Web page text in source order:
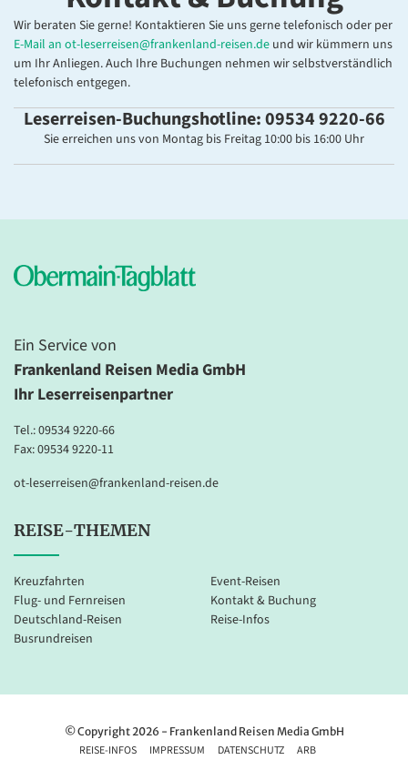
Wir beraten Sie gerne! Kontaktieren Sie uns gerne telefonisch oder per
E-Mail an ot-leserreisen@frankenland-reisen.de und wir kümmern uns
um Ihr Anliegen. Auch Ihre Buchungen nehmen wir selbstverständlich
telefonisch entgegen.
Leserreisen-Buchungshotline: 09534 9220-66
Sie erreichen uns von Montag bis Freitag 10:00 bis 16:00 Uhr
Ein Service von
Frankenland Reisen Media GmbH
Ihr Leserreisenpartner
Tel.:09534 9220-66
Fax: 09534 9220-11
ot-leserreisen@frankenland-reisen.de
REISE-THEMEN
Kreuzfahrten
Flug- und Fernreisen
Deutschland-Reisen
Busrundreisen
Event-Reisen
Kontakt & Buchung
Reise-Infos
© Copyright 2026 - Frankenland Reisen Media GmbH
REISE-INFOS IMPRESSUM DATENSCHUTZ ARB